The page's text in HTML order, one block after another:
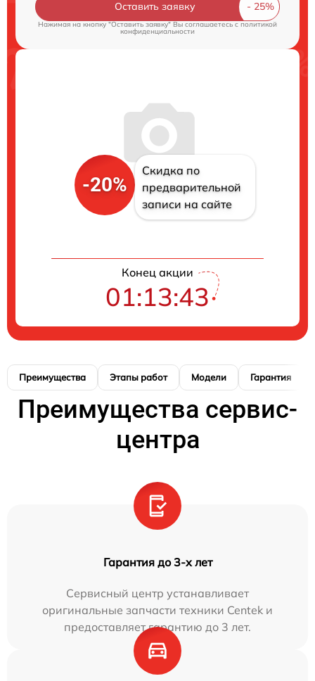
Оставить заявку
Нажимая на кнопку "Оставить заявку" Вы соглашаетесь c политикой
конфиденциальности
-20%
Скидка по
предварительной
записи на сайте
Конец акции
01:13:42
Преимущества Этапы работ Модели Гарантия
Преимущества сервис-
центра
Гарантия до 3-х лет
Сервисный центр устанавливает
оригинальные запчасти техники Centek и
предоставляет гарантию до 3 лет.